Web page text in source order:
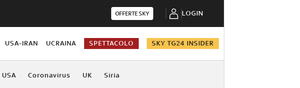
OFFERTE SKY LOGIN
USA-IRAN UCRAINA SPETTACOLO SKY TG24 INSIDER
USA Coronavirus UK Siria